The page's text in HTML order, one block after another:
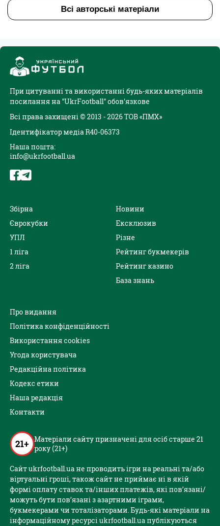
Всі авторські матеріали
При цитуванні та використанні будь-яких матеріалів
посилання на "UkrFootball" обов'язкове
Всі права захищені © 2013 - 2026 ТОВ «ПМХ»
Ідентифікатор медіа R40-06373
Наша пошта:
info@ukrfootball.ua
Збірна
Єврокубки
УПЛ
1 ліга
2 ліга
Новини
Ексклюзив
Різне
Рейтинг букмекерів
Рейтинг казино
База знань
Про видання
Політика конфіденційності
Використання cookies
Угода користувача
Редакційна політика
Кодекс етики
Наша редакція
Контакти
21+ Матеріали сайту призначені для осіб старше 21
року (21+)
Сайт ukrfootball.ua не проводить ігри на реальні та/або
віртуальні гроші, також сайт не приймає ні в якій
формі оплату ставок та/інших платежів, які пов’язані/
можуть бути пов’язані з азартними іграми,
букмекерами чи тоталізаторами. Будь-які матеріали на
інформаційному ресурсі ukrfootball.ua публікуються